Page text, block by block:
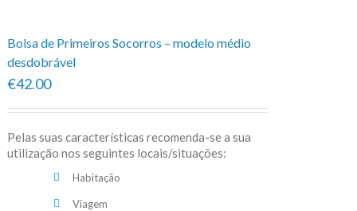
Bolsa de Primeiros Socorros – modelo médio
desdobrável
€42.00
Pelas suas características recomenda-se a sua
utilização nos seguintes locais/situações:
Habitação
Viagem